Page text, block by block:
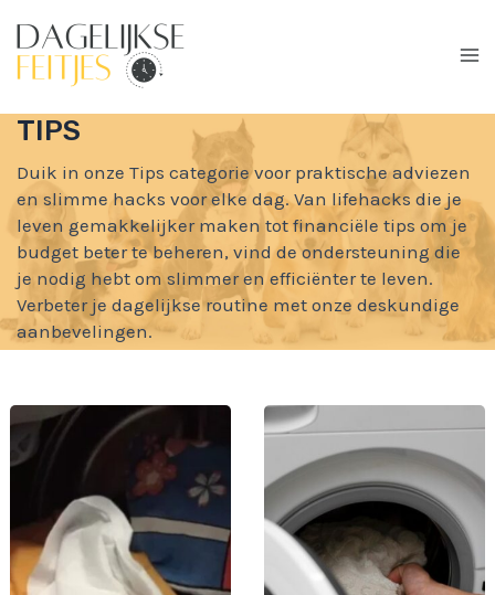
naar
TIPS
Duik in onze Tips categorie voor praktische adviezen
en slimme hacks voor elke dag. Van lifehacks die je
leven gemakkelijker maken tot financiële tips om je
budget beter te beheren, vind de ondersteuning die
je nodig hebt om slimmer en efficiënter te leven.
Verbeter je dagelijkse routine met onze deskundige
aanbevelingen.